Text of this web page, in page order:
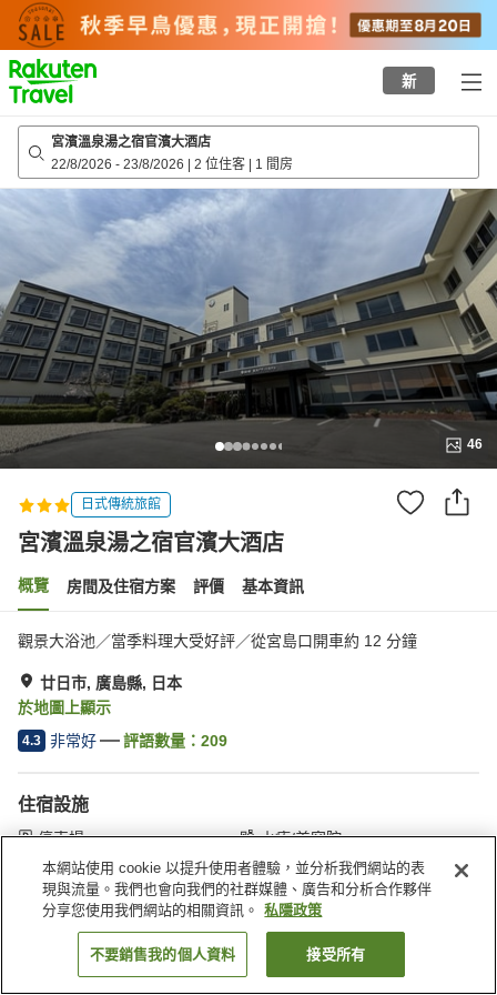
to
top
page
新
宮濱溫泉湯之宿官濱大酒店
22/8/2026 - 23/8/2026 | 2 位住客 | 1 間房
46
日式傳統旅館
宮濱溫泉湯之宿官濱大酒店
概覽 房間及住宿方案 評價 基本資訊
觀景大浴池／當季料理大受好評／從宮島口開車約 12 分鐘
廿日市, 廣島縣, 日本
於地圖上顯示
4.3 非常好 評語數量： 209
住宿設施
停車場
水療/美容院
咖啡廳
寵物友善
主頁 日本 廣島縣 廿日市 宮濱溫泉湯之宿官濱大酒店
找客房
本網站使用 cookie 以提升使用者體驗，並分析我們網站的表
現與流量。我們也會向我們的社群媒體、廣告和分析合作夥伴
分享您使用我們網站的相關資訊。
私隱政策
不要銷售我的個人資料 接受所有